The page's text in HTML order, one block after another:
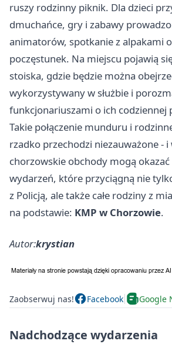
ruszy rodzinny piknik. Dla dzieci
dmuchańce, gry i zabawy
animatorów, spotkanie z alpakami
poczęstunek. Na miejscu pojawią
stoiska, gdzie będzie można
wykorzystywany w służbie i
funkcjonariuszami o ich codziennej
Takie połączenie munduru i
rzadko przechodzi niezauważone - i
chorzowskie obchody mogą
wydarzeń, które przyciągną nie
z Policją, ale także całe rodziny z
na podstawie: KMP w Chorzowie.
Autor:krystian
Zaobserwuj nas! Facebook Google
Nadchodzące wydarzenia